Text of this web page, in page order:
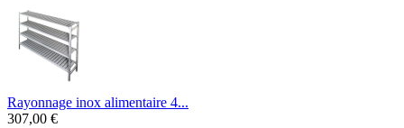
Rayonnage inox alimentaire 4...
307,00 €